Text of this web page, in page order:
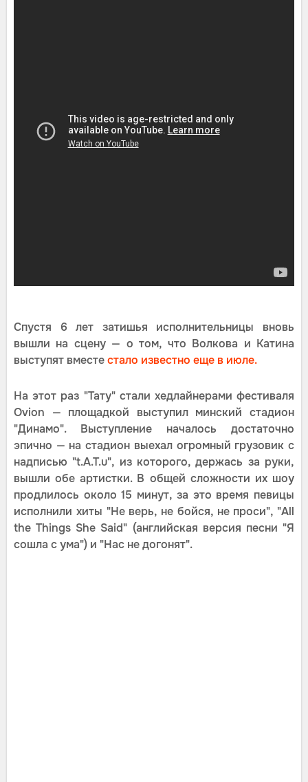
Спустя 6 лет затишья исполнительницы вновь
вышли на сцену — о том, что Волкова и Катина
выступят вместестало известно еще в июле.
На этот раз "Тату" стали хедлайнерами фестиваля
Ovion — площадкой выступил минский стадион
"Динамо". Выступление началось достаточно
эпично — на стадион выехал огромный грузовик с
надписью "t.A.T.u", из которого, держась за руки,
вышли обе артистки. В общей сложности их шоу
продлилось около 15 минут, за это время певицы
исполнили хиты "Не верь, не бойся, не проси", "All
the Things She Said" (английская версия песни "Я
сошла с ума") и "Нас не догонят".